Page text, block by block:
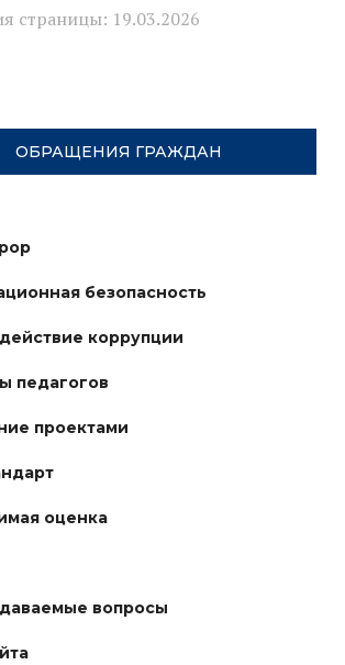
страницы: 19.03.2026
ОБРАЩЕНИЯ ГРАЖДАН
безопасность
коррупции
педагогов
проектами
оценка
вопросы